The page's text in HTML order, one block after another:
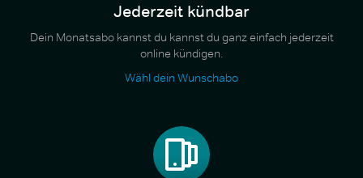
Jederzeit kündbar
Dein Monatsabo kannst du kannst du ganz einfach jederzeit
online kündigen.
Wähl dein Wunschabo